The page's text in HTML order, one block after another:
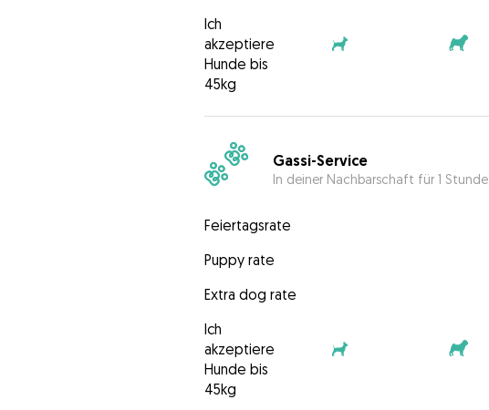
Ich
akzeptiere
Hunde bis
45kg
Gassi-Service
In deiner Nachbarschaft für 1 Stunde
Feiertagsrate
Puppy rate
Extra dog rate
Ich
akzeptiere
Hunde bis
45kg